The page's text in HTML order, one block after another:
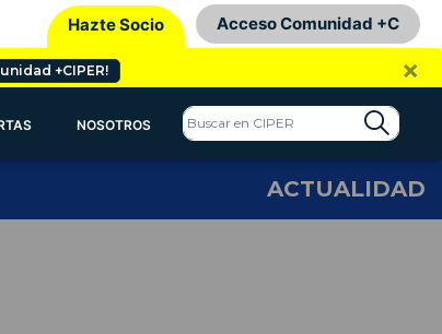
Hazte Socio Acceso Comunidad +C
+CIPER! ×
NOSOTROS
ACTUALIDAD